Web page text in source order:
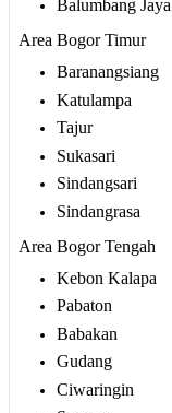
Balumbang Jaya
Area Bogor Timur
Baranangsiang
Katulampa
Tajur
Sukasari
Sindangsari
Sindangrasa
Area Bogor Tengah
Kebon Kalapa
Pabaton
Babakan
Gudang
Ciwaringin